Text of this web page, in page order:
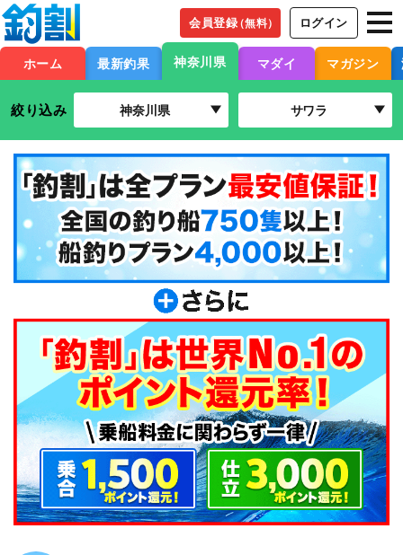
会員登録（無料） ログイン
ホーム 最新釣果 神奈川県 マダイ マガジン
絞り込み 神奈川県 サワラ